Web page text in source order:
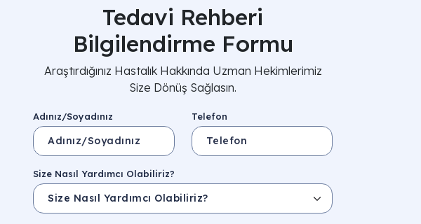
Tedavi Rehberi
Bilgilendirme Formu
Araştırdığınız Hastalık Hakkında Uzman Hekimlerimiz
Size Dönüş Sağlasın.
Adınız/Soyadınız Telefon
Size Nasıl Yardımcı Olabiliriz?